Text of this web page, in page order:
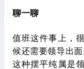
聊一聊
值班这件事上，
候还需要领导出面
这种摆平纯属是